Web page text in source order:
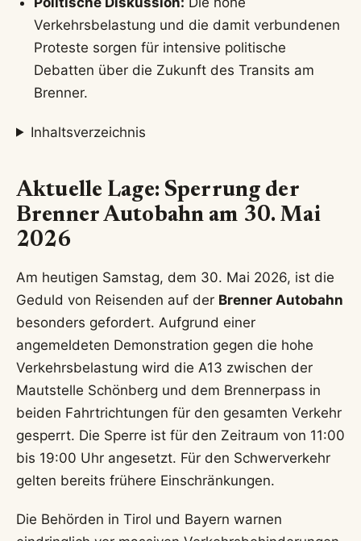
Verkehrsbelastung und die damit verbundenen
Proteste sorgen für intensive politische
Debatten über die Zukunft des Transits am
Brenner.
Inhaltsverzeichnis
Aktuelle Lage: Sperrung der
Brenner Autobahn am 30. Mai
2026
Am heutigen Samstag, dem 30. Mai 2026, ist die
Geduld von Reisenden auf der Brenner Autobahn
besonders gefordert. Aufgrund einer
angemeldeten Demonstration gegen die hohe
Verkehrsbelastung wird die A13 zwischen der
Mautstelle Schönberg und dem Brennerpass in
beiden Fahrtrichtungen für den gesamten Verkehr
gesperrt. Die Sperre ist für den Zeitraum von 11:00
bis 19:00 Uhr angesetzt. Für den Schwerverkehr
gelten bereits frühere Einschränkungen.
Die Behörden in Tirol und Bayern warnen